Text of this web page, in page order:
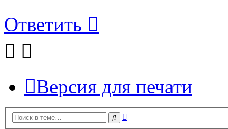
Ответить
Версия для печати
Поиск